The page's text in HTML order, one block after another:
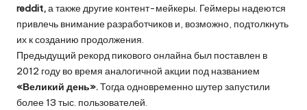
reddit,а также другие контент-мейкеры. Геймеры надеются
привлечь внимание разработчиков и, возможно, подтолкнуть
их к созданию продолжения.
Предыдущий рекорд пикового онлайна был поставлен в
2012 году во время аналогичной акции под названием
«Великий день».Тогда одновременно шутер запустили
более 13 тыс. пользователей.